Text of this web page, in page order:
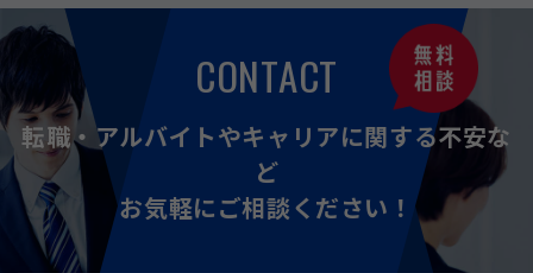
CONTACT
転職・アルバイトやキャリアに関する不安な
ど
お気軽にご相談ください！